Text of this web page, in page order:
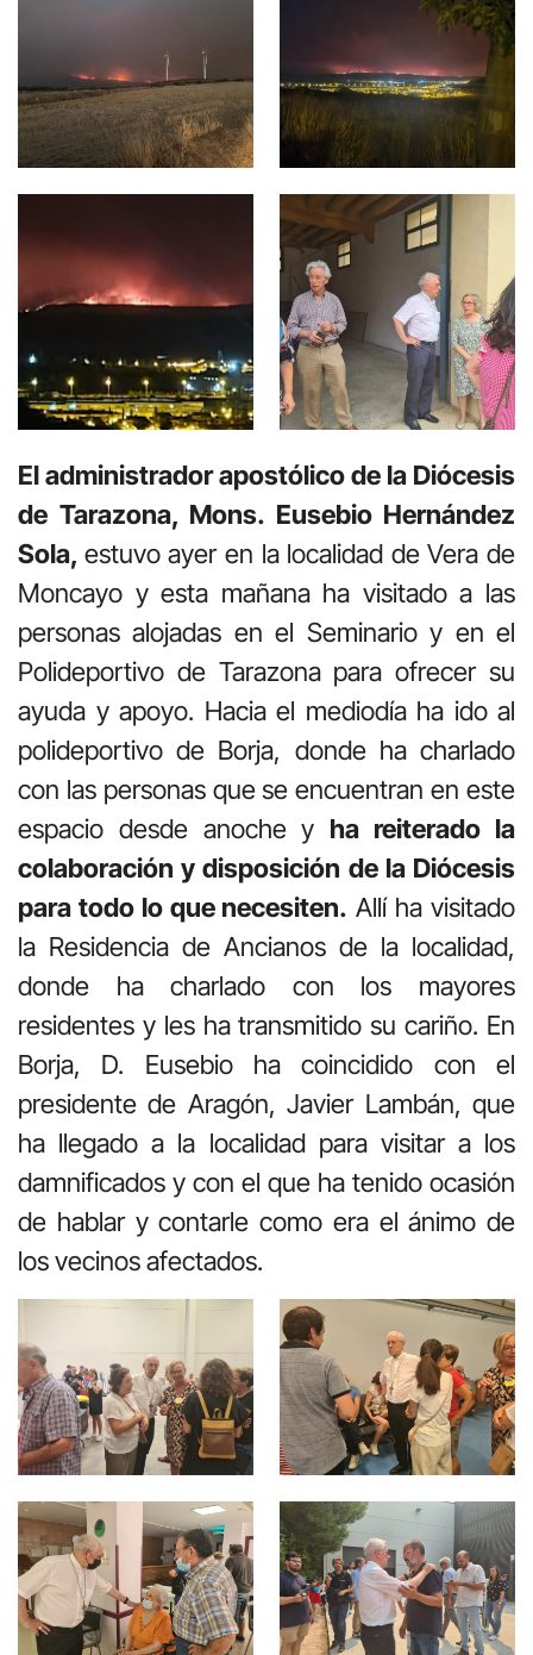
El administrador apostólico de la Diócesis
de Tarazona, Mons. Eusebio Hernández
Sola, estuvo ayer en la localidad de Vera de
Moncayo y esta mañana ha visitado a las
personas alojadas en el Seminario y en el
Polideportivo de Tarazona para ofrecer su
ayuda y apoyo. Hacia el mediodía ha ido al
polideportivo de Borja, donde ha charlado
con las personas que se encuentran en este
espacio desde anoche y ha reiterado la
colaboración y disposición de la Diócesis
para todo lo que necesiten. Allí ha visitado
la Residencia de Ancianos de la localidad,
donde ha charlado con los mayores
residentes y les ha transmitido su cariño. En
Borja, D. Eusebio ha coincidido con el
presidente de Aragón, Javier Lambán, que
ha llegado a la localidad para visitar a los
damnificados y con el que ha tenido ocasión
de hablar y contarle como era el ánimo de
los vecinos afectados.